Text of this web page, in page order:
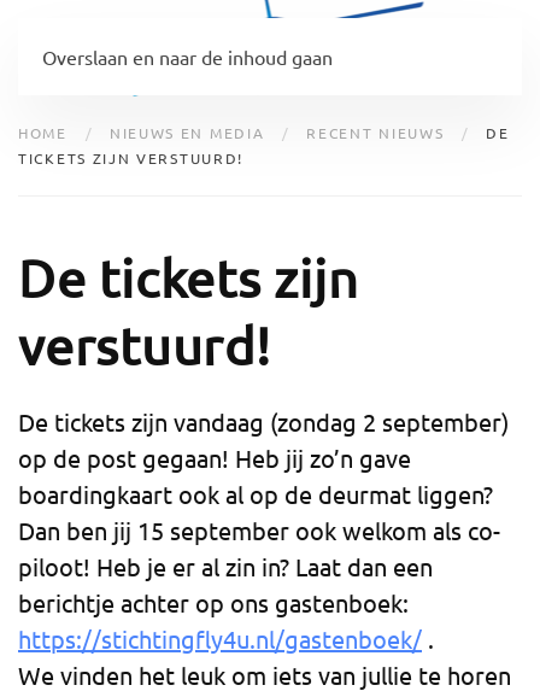
Overslaan en naar de inhoud gaan
HOME NIEUWS EN MEDIA RECENT NIEUWS
DE
TICKETS ZIJN VERSTUURD!
De tickets zijn
verstuurd!
De tickets zijn vandaag (zondag 2 september)
op de post gegaan! Heb jij zo’n gave
boardingkaart ook al op de deurmat liggen?
Dan ben jij 15 september ook welkom als co-
piloot! Heb je er al zin in? Laat dan een
berichtje achter op ons gastenboek:
https://stichtingfly4u.nl/gastenboek/ .
We vinden het leuk om iets van jullie te horen